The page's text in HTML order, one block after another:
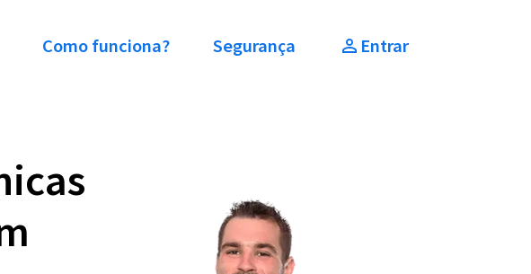
Como funciona? Segurança Entrar